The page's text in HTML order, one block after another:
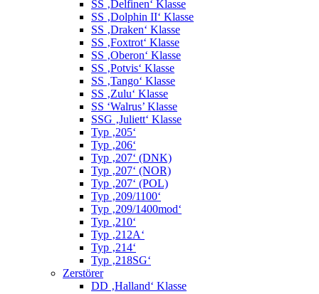
SS ‚Delfinen‘ Klasse
SS ‚Dolphin II‘ Klasse
SS ‚Draken‘ Klasse
SS ‚Foxtrot‘ Klasse
SS ‚Oberon‘ Klasse
SS ‚Potvis‘ Klasse
SS ‚Tango‘ Klasse
SS ‚Zulu‘ Klasse
SS ‘Walrus’ Klasse
SSG ‚Juliett‘ Klasse
Typ ‚205‘
Typ ‚206‘
Typ ‚207‘ (DNK)
Typ ‚207‘ (NOR)
Typ ‚207‘ (POL)
Typ ‚209/1100‘
Typ ‚209/1400mod‘
Typ ‚210‘
Typ ‚212A‘
Typ ‚214‘
Typ ‚218SG‘
Zerstörer
DD ‚Halland‘ Klasse